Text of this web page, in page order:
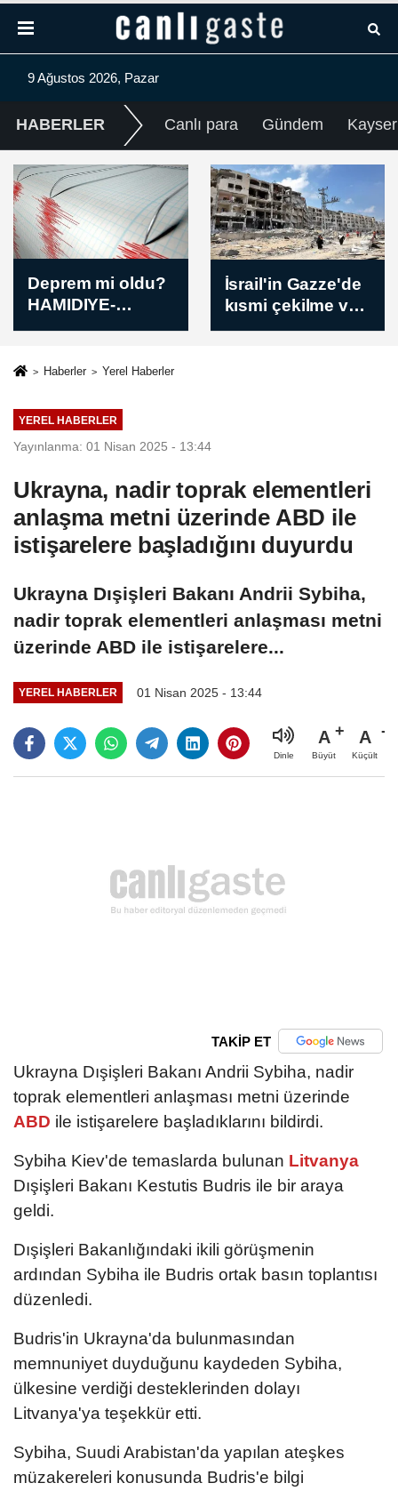
9 Ağustos 2026, Pazar
HABERLER Canlı para Gündem
İsrail'in Gazze'de
kısmi çekilme ve
çok uluslu güç
seçeneğini
iddia edildi
Ürdün ve
Bahreyn dışişleri
bakanları
Haberler Yerel Haberler
YEREL HABERLER
Yayınlanma: 01 Nisan 2025 - 13:44
Ukrayna, nadir toprak elementleri
anlaşma metni üzerinde ABD ile
istişarelere başladığını duyurdu
Ukrayna Dışişleri Bakanı Andrii Sybiha,
nadir toprak elementleri anlaşması metni
üzerinde ABD ile istişarelere...
YEREL HABERLER 01 Nisan 2025 - 13:44
Dinle
A
Büyüt
A
Küçült
TAKİP ET
Ukrayna Dışişleri Bakanı Andrii Sybiha, nadir
toprak elementleri anlaşması metni üzerinde
ABD ile istişarelere başladıklarını bildirdi.
Sybiha Kiev'de temaslarda bulunan Litvanya
Dışişleri Bakanı Kestutis Budris ile bir araya
geldi.
Dışişleri Bakanlığındaki ikili görüşmenin
ardından Sybiha ile Budris ortak basın toplantısı
düzenledi.
Budris'in Ukrayna'da bulunmasından
memnuniyet duyduğunu kaydeden Sybiha,
ülkesine verdiği desteklerinden dolayı
Litvanya'ya teşekkür etti.
Sybiha, Suudi Arabistan'da yapılan ateşkes
müzakereleri konusunda Budris'e bilgi